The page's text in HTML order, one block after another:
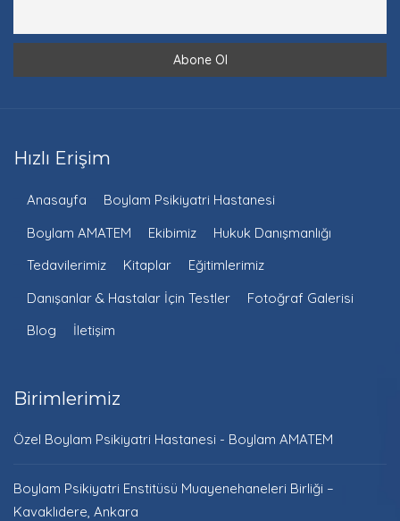
Hızlı Erişim
Anasayfa
Boylam Psikiyatri Hastanesi
Boylam AMATEM
Ekibimiz
Hukuk Danışmanlığı
Tedavilerimiz
Kitaplar
Eğitimlerimiz
Danışanlar & Hastalar İçin Testler
Fotoğraf Galerisi
Blog
İletişim
Birimlerimiz
Özel Boylam Psikiyatri Hastanesi - Boylam AMATEM
Boylam Psikiyatri Enstitüsü Muayenehaneleri Birliği –
Kavaklıdere, Ankara